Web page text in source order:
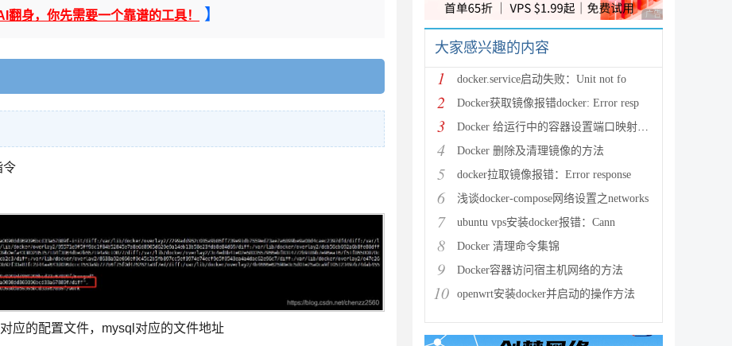
翻身，你先需要一个靠谱的工具！ 】
令
应的配置文件，mysql对应的文件地址
广告 商业广告，理性
大家感兴趣的内容
1 docker.service启动失败：Unit not fo
2 Docker获取镜像报错docker: Error resp
3 Docker 给运行中的容器设置端口映射的方法
4 Docker 删除及清理镜像的方法
5 docker拉取镜像报错：Error response
6 浅谈docker-compose网络设置之networks
7 ubuntu vps安装docker报错：Cann
8 Docker 清理命令集锦
9 Docker容器访问宿主机网络的方法
10 openwrt安装docker并启动的操作方法